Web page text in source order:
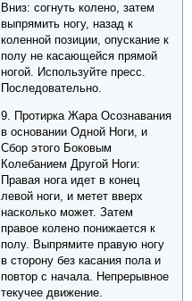
Вниз: согнуть колено, затем
выпрямить ногу, назад к
коленной позиции, опускание к
полу не касающейся прямой
ногой. Используйте пресс.
Последовательно.
9. Протирка Жара Осознавания
в основании Одной Ноги, и
Сбор этого Боковым
Колебанием Другой Ноги:
Правая нога идет в конец
левой ноги, и метет вверх
насколько может. Затем
правое колено понижается к
полу. Выпрямите правую ногу
в сторону без касания пола и
повтор с начала. Непрерывное
текучее движение.